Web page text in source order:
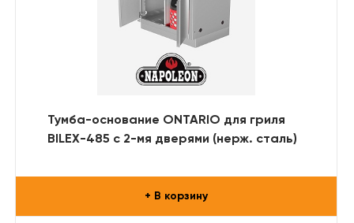
Тумба-основание ONTARIO для гриля
BILEX-485 с 2-мя дверями (нерж. сталь)
+ В корзину